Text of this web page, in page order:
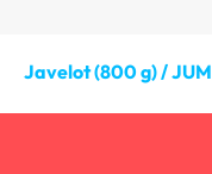
Javelot (800 g) / JUM